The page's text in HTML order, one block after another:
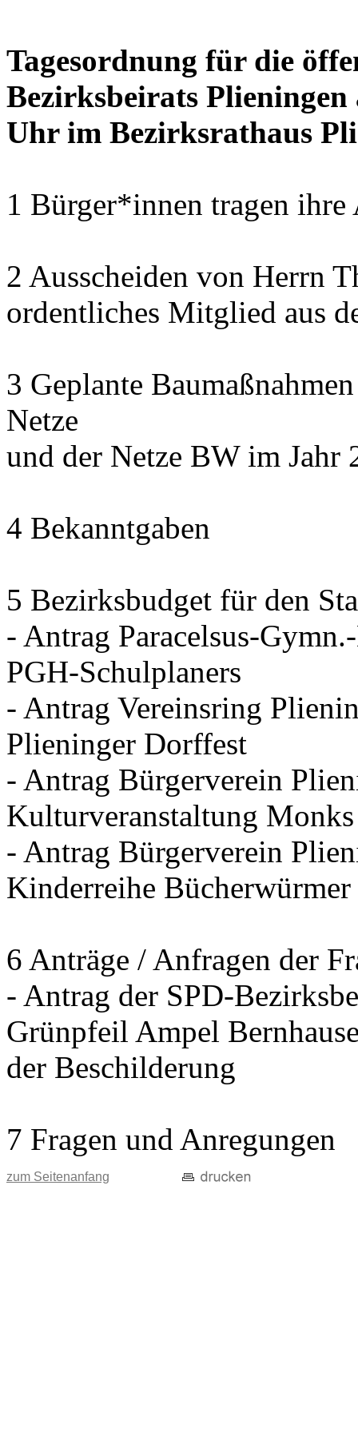
Tagesordnung für die
Bezirksbeirats
Uhr im Bezirksrathaus
1 Bürger*innen tragen
2 Ausscheiden von Herrn
ordentliches Mitglied aus
3 Geplante
Netze
und der Netze BW im Jahr
4 Bekanntgaben
5 Bezirksbudget für den
- Antrag Paracelsus-
PGH-Schulplaners
- Antrag Vereinsring
Plieninger Dorffest
- Antrag Bürgerverein
Kulturveranstaltung Monks
- Antrag Bürgerverein
Kinderreihe Bücherwürmer
6 Anträge / Anfragen der
- Antrag der SPD-
Grünpfeil Ampel
der Beschilderung
7 Fragen und Anregungen
zum Seitenanfang